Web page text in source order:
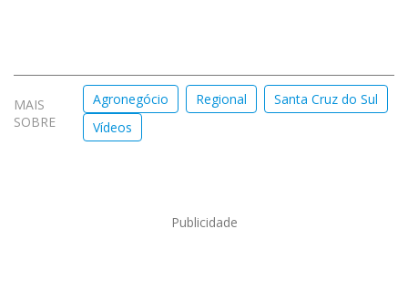
MAIS
SOBRE
Agronegócio Regional
Santa Cruz do Sul
Vídeos
Publicidade